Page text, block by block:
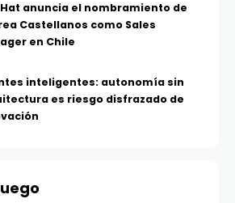
Hat anuncia el nombramiento de
Castellanos como Sales
en Chile
inteligentes: autonomía sin
es riesgo disfrazado de